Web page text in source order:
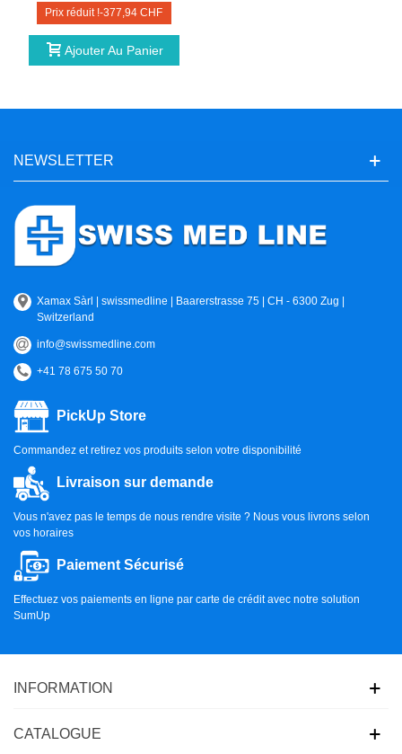
Prix réduit !-377,94 CHF
Ajouter Au Panier
NEWSLETTER
Xamax Sàrl | swissmedline | Baarerstrasse 75 | CH - 6300 Zug |
Switzerland
info@swissmedline.com
+41 78 675 50 70
PickUp Store
Commandez et retirez vos produits selon votre disponibilité
Livraison sur demande
Vous n'avez pas le temps de nous rendre visite ? Nous vous livrons selon
vos horaires
Paiement Sécurisé
Effectuez vos paiements en ligne par carte de crédit avec notre solution
SumUp
INFORMATION
CATALOGUE